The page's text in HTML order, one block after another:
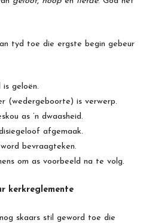
tyd toe die ergste begin gebeur
geloën.
(wedergeboorte) is verwerp.
as ’n dwaasheid.
afgemaak.
bevraagteken.
om as voorbeeld na te volg.
kerkreglemente
skaars stil geword toe die